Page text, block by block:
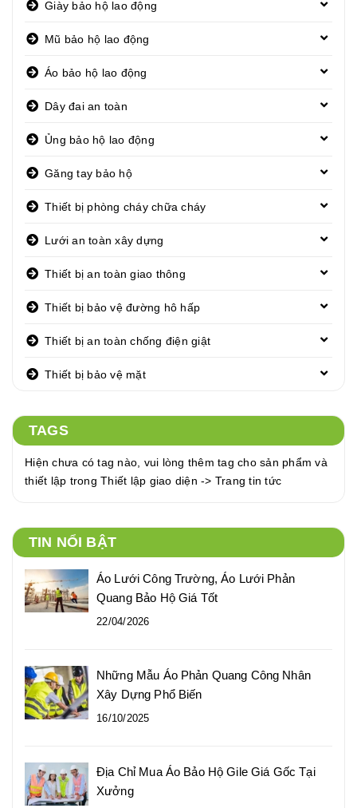
Giày bảo hộ lao động
Mũ bảo hộ lao động
Áo bảo hộ lao động
Dây đai an toàn
Ủng bảo hộ lao động
Găng tay bảo hộ
Thiết bị phòng cháy chữa cháy
Lưới an toàn xây dựng
Thiết bị an toàn giao thông
Thiết bị bảo vệ đường hô hấp
Thiết bị an toàn chống điện giật
Thiết bị bảo vệ mặt
TAGS
Hiện chưa có tag nào, vui lòng thêm tag cho sản phẩm và
thiết lập trong Thiết lập giao diện -> Trang tin tức
TIN NỔI BẬT
Áo Lưới Công Trường, Áo Lưới Phản
Quang Bảo Hộ Giá Tốt
22/04/2026
Những Mẫu Áo Phản Quang Công Nhân
Xây Dựng Phổ Biến
16/10/2025
Địa Chỉ Mua Áo Bảo Hộ Gile Giá Gốc Tại
Xưởng